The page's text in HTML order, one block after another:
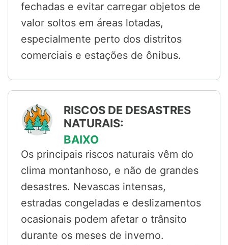
fechadas e evitar carregar objetos de
valor soltos em áreas lotadas,
especialmente perto dos distritos
comerciais e estações de ônibus.
RISCOS DE DESASTRES
NATURAIS:
BAIXO
Os principais riscos naturais vêm do
clima montanhoso, e não de grandes
desastres. Nevascas intensas,
estradas congeladas e deslizamentos
ocasionais podem afetar o trânsito
durante os meses de inverno.